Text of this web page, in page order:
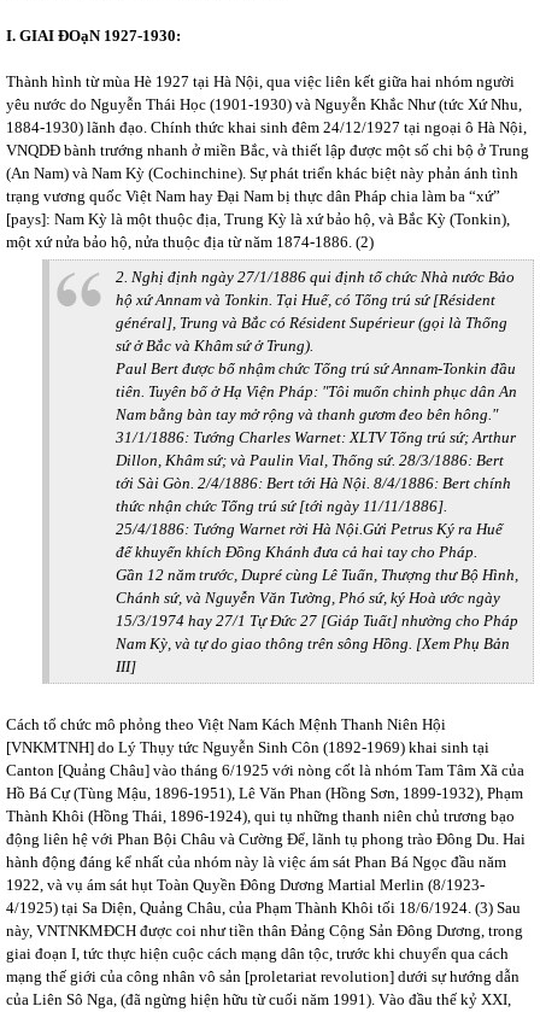
I. GIAI ĐOạN 1927-1930:
Thành hình từ mùa Hè 1927 tại Hà Nội, qua việc liên kết giữa hai nhóm người
yêu nước do Nguyễn Thái Học (1901-1930) và Nguyễn Khắc Như (tức Xứ Nhu,
1884-1930) lãnh đạo. Chính thức khai sinh đêm 24/12/1927 tại ngoại ô Hà Nội,
VNQDĐ bành trướng nhanh ở miền Bắc, và thiết lập được một số chi bộ ở Trung
(An Nam) và Nam Kỳ (Cochinchine). Sự phát triển khác biệt này phản ánh tình
trạng vương quốc Việt Nam hay Đại Nam bị thực dân Pháp chia làm ba “xứ”
[pays]: Nam Kỳ là một thuộc địa, Trung Kỳ là xứ bảo hộ, và Bắc Kỳ (Tonkin),
một xứ nửa bảo hộ, nửa thuộc địa từ năm 1874-1886. (2)
2. Nghị định ngày 27/1/1886 qui định tổ chức Nhà nước Bảo
hộ xứ Annam và Tonkin. Tại Huế, có Tổng trú sứ [Résident
général], Trung và Bắc có Résident Supérieur (gọi là Thống
sứ ở Bắc và Khâm sứ ở Trung).
Paul Bert được bổ nhậm chức Tổng trú sứ Annam-Tonkin đầu
tiên. Tuyên bố ở Hạ Viện Pháp: "Tôi muốn chinh phục dân An
Nam bằng bàn tay mở rộng và thanh gươm đeo bên hông."
31/1/1886: Tướng Charles Warnet: XLTV Tổng trú sứ; Arthur
Dillon, Khâm sứ; và Paulin Vial, Thống sứ. 28/3/1886: Bert
tới Sài Gòn. 2/4/1886: Bert tới Hà Nội. 8/4/1886: Bert chính
thức nhận chức Tổng trú sứ [tới ngày 11/11/1886].
25/4/1886: Tướng Warnet rời Hà Nội.Gửi Petrus Ký ra Huế
để khuyến khích Đồng Khánh đưa cả hai tay cho Pháp.
Gần 12 năm trước, Dupré cùng Lê Tuấn, Thượng thư Bộ Hình,
Chánh sứ, và Nguyễn Văn Tường, Phó sứ, ký Hoà ước ngày
15/3/1974 hay 27/1 Tự Đức 27 [Giáp Tuất] nhường cho Pháp
Nam Kỳ, và tự do giao thông trên sông Hồng. [Xem Phụ Bản
III]
Cách tổ chức mô phỏng theo Việt Nam Kách Mệnh Thanh Niên Hội
[VNKMTNH] do Lý Thụy tức Nguyễn Sinh Côn (1892-1969) khai sinh tại
Canton [Quảng Châu] vào tháng 6/1925 với nòng cốt là nhóm Tam Tâm Xã của
Hồ Bá Cự (Tùng Mậu, 1896-1951), Lê Văn Phan (Hồng Sơn, 1899-1932), Phạm
Thành Khôi (Hồng Thái, 1896-1924), qui tụ những thanh niên chủ trương bạo
động liên hệ với Phan Bội Châu và Cường Để, lãnh tụ phong trào Đông Du. Hai
hành động đáng kể nhất của nhóm này là việc ám sát Phan Bá Ngọc đầu năm
1922, và vụ ám sát hụt Toàn Quyền Đông Dương Martial Merlin (8/1923-
4/1925) tại Sa Diện, Quảng Châu, của Phạm Thành Khôi tối 18/6/1924. (3) Sau
này, VNTNKMĐCH được coi như tiền thân Đảng Cộng Sản Đông Dương, trong
giai đoạn I, tức thực hiện cuộc cách mạng dân tộc, trước khi chuyển qua cách
mạng thế giới của công nhân vô sản [proletariat revolution] dưới sự hướng dẫn
của Liên Sô Nga, (đã ngừng hiện hữu từ cuối năm 1991). Vào đầu thế kỷ XXI,